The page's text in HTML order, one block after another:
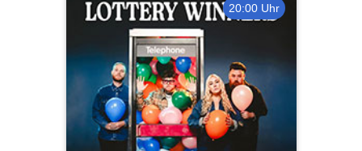
20:00 Uhr